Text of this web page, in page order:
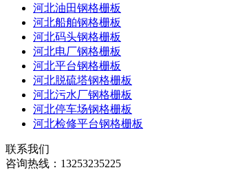
河北油田钢格栅板
河北船舶钢格栅板
河北码头钢格栅板
河北电厂钢格栅板
河北平台钢格栅板
河北脱硫塔钢格栅板
河北污水厂钢格栅板
河北停车场钢格栅板
河北检修平台钢格栅板
联系我们
咨询热线： 13253235225